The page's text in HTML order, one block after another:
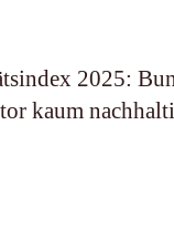
2025:
kaum